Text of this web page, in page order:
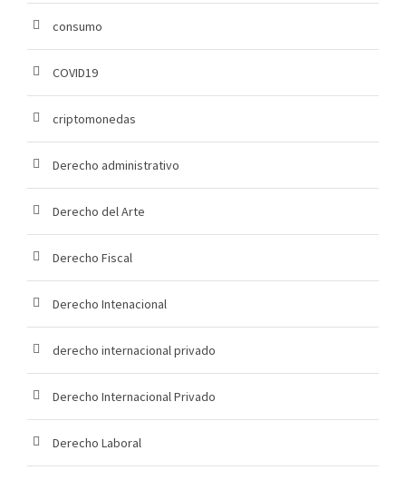
consumo
COVID19
criptomonedas
Derecho administrativo
Derecho del Arte
Derecho Fiscal
Derecho Intenacional
derecho internacional privado
Derecho Internacional Privado
Derecho Laboral